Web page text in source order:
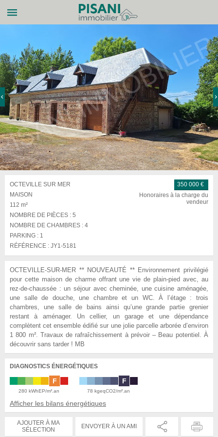
350 000 €
Honoraires à la charge du
vendeur
OCTEVILLE SUR MER
MAISON
112 m²
NOMBRE DE PIÈCES : 5
NOMBRE DE CHAMBRES : 4
PARKING : 1
RÉFÉRENCE : JY1-5181
OCTEVILLE-SUR-MER ** NOUVEAUTÉ ** Environnement privilégié
pour cette maison de charme offrant une vie de plain-pied avec, au
rez-de-chaussée : un séjour avec cheminée, une cuisine aménagée,
une salle de douche, une chambre et un WC. À l’étage : trois
chambres, une salle de bains ainsi qu’une grande partie grenier
restant à aménager. Un cellier, un garage et une dépendance
complètent cet ensemble édifié sur une jolie parcelle arborée d’environ
1 800 m². Travaux de rafraîchissement à prévoir – Beau potentiel. À
découvrir sans tarder ! MB
DIAGNOSTICS ÉNERGÉTIQUES
F
280 kWhEP/m².an
F
78 kgeqCO2/m².an
Afficher les bilans énergétiques
AJOUTER À MA
SÉLECTION
ENVOYER À UN AMI